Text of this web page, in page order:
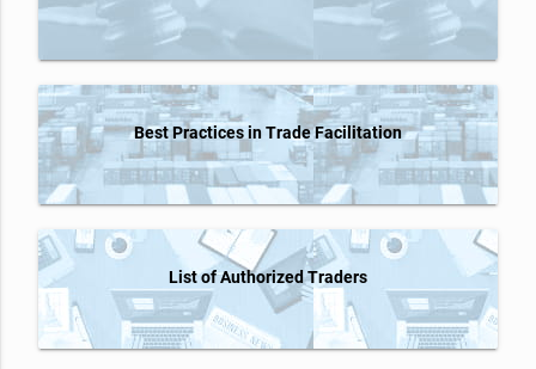
Best Practices in Trade Facilitation
List of Authorized Traders